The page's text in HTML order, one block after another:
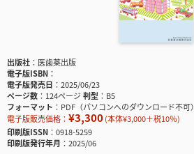
出版社
医歯薬出版
電子版ISBN
電子版発売日
2025/06/23
ページ数
124ページ判型
B5
フォーマット
PDF（パソコンへのダウンロード不可）
電子版販売価格： ¥3,300(本体¥3,000＋税10％)
印刷版ISSN
0918-5259
印刷版発行年月
2025/06